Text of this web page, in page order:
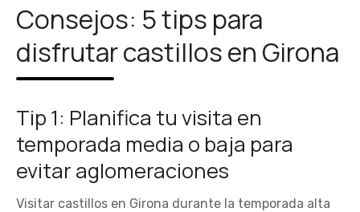
Consejos: 5 tips para
disfrutar castillos en Girona
Tip 1: Planifica tu visita en
temporada media o baja para
evitar aglomeraciones
Visitar castillos en Girona durante la temporada alta